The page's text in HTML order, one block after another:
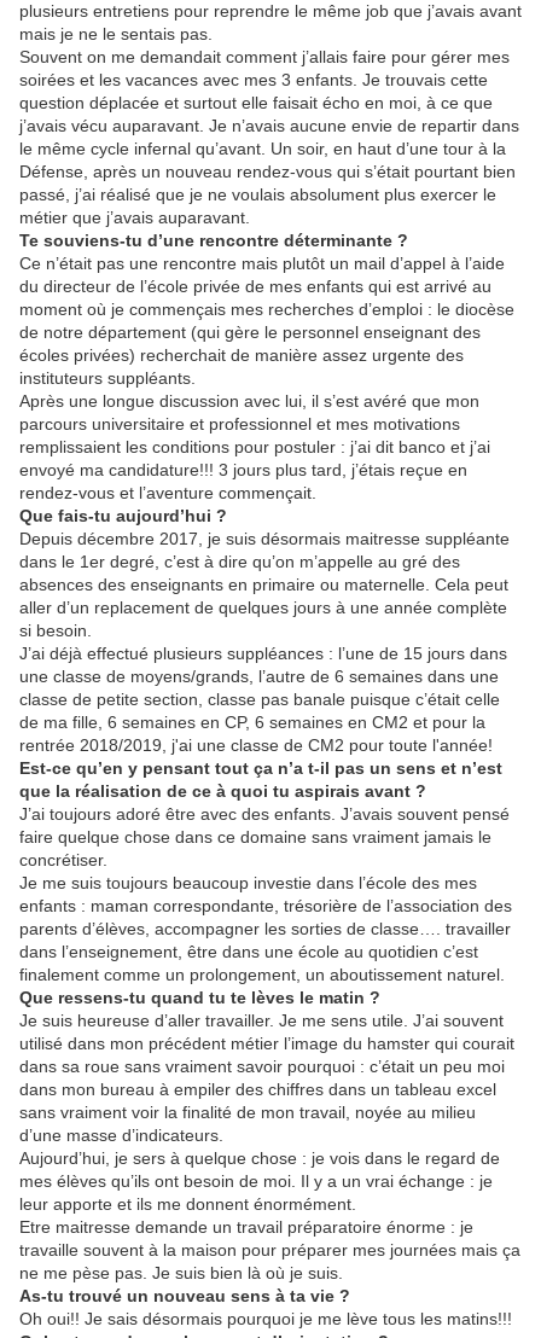
plusieurs entretiens pour reprendre le même job que j’avais avant
mais je ne le sentais pas.
Souvent on me demandait comment j’allais faire pour gérer mes
soirées et les vacances avec mes 3 enfants. Je trouvais cette
question déplacée et surtout elle faisait écho en moi, à ce que
j’avais vécu auparavant. Je n’avais aucune envie de repartir dans
le même cycle infernal qu’avant. Un soir, en haut d’une tour à la
Défense, après un nouveau rendez-vous qui s’était pourtant bien
passé, j’ai réalisé que je ne voulais absolument plus exercer le
métier que j’avais auparavant.
Te souviens-tu d’une rencontre déterminante ?
Ce n’était pas une rencontre mais plutôt un mail d’appel à l’aide
du directeur de l’école privée de mes enfants qui est arrivé au
moment où je commençais mes recherches d’emploi : le diocèse
de notre département (qui gère le personnel enseignant des
écoles privées) recherchait de manière assez urgente des
instituteurs suppléants.
Après une longue discussion avec lui, il s’est avéré que mon
parcours universitaire et professionnel et mes motivations
remplissaient les conditions pour postuler : j’ai dit banco et j’ai
envoyé ma candidature!!! 3 jours plus tard, j’étais reçue en
rendez-vous et l’aventure commençait.
Que fais-tu aujourd’hui ?
Depuis décembre 2017, je suis désormais maitresse suppléante
dans le 1er degré, c’est à dire qu’on m’appelle au gré des
absences des enseignants en primaire ou maternelle. Cela peut
aller d’un replacement de quelques jours à une année complète
si besoin.
J’ai déjà effectué plusieurs suppléances : l’une de 15 jours dans
une classe de moyens/grands, l’autre de 6 semaines dans une
classe de petite section, classe pas banale puisque c’était celle
de ma fille, 6 semaines en CP, 6 semaines en CM2 et pour la
rentrée 2018/2019, j'ai une classe de CM2 pour toute l'année!
Est-ce qu’en y pensant tout ça n’a t-il pas un sens et n’est
que la réalisation de ce à quoi tu aspirais avant ?
J’ai toujours adoré être avec des enfants. J’avais souvent pensé
faire quelque chose dans ce domaine sans vraiment jamais le
concrétiser.
Je me suis toujours beaucoup investie dans l’école des mes
enfants : maman correspondante, trésorière de l’association des
parents d’élèves, accompagner les sorties de classe…. travailler
dans l’enseignement, être dans une école au quotidien c’est
finalement comme un prolongement, un aboutissement naturel.
Que ressens-tu quand tu te lèves le matin ?
Je suis heureuse d’aller travailler. Je me sens utile. J’ai souvent
utilisé dans mon précédent métier l’image du hamster qui courait
dans sa roue sans vraiment savoir pourquoi : c’était un peu moi
dans mon bureau à empiler des chiffres dans un tableau excel
sans vraiment voir la finalité de mon travail, noyée au milieu
d’une masse d’indicateurs.
Aujourd’hui, je sers à quelque chose : je vois dans le regard de
mes élèves qu’ils ont besoin de moi. Il y a un vrai échange : je
leur apporte et ils me donnent énormément.
Etre maitresse demande un travail préparatoire énorme : je
travaille souvent à la maison pour préparer mes journées mais ça
ne me pèse pas. Je suis bien là où je suis.
As-tu trouvé un nouveau sens à ta vie ?
Oh oui!! Je sais désormais pourquoi je me lève tous les matins!!!